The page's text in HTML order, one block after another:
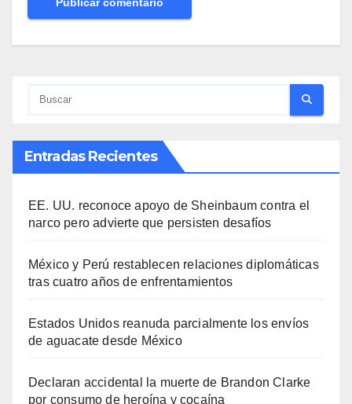
Entradas Recientes
EE. UU. reconoce apoyo de Sheinbaum contra el
narco pero advierte que persisten desafíos
México y Perú restablecen relaciones diplomáticas
tras cuatro años de enfrentamientos
Estados Unidos reanuda parcialmente los envíos
de aguacate desde México
Declaran accidental la muerte de Brandon Clarke
por consumo de heroína y cocaína